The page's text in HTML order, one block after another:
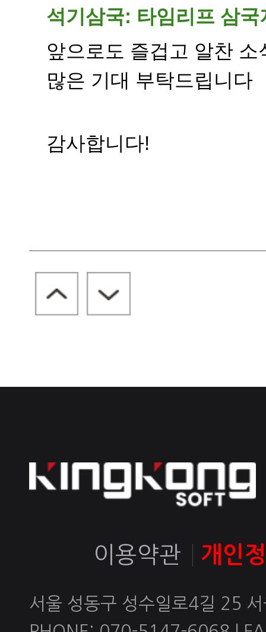
석기삼국: 타임리프 삼국
앞으로도 즐겁고 알찬
많은 기대 부탁드립니다
감사합니다!
이용약관 개인
서울 성동구 성수일로4길 25